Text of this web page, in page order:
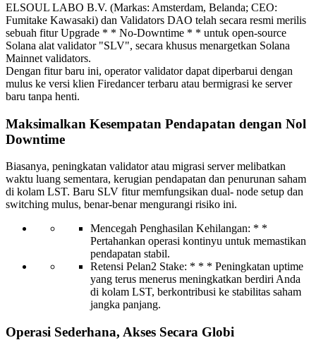
ELSOUL LABO B.V. (Markas: Amsterdam, Belanda; CEO:
Fumitake Kawasaki) dan Validators DAO telah secara resmi merilis
sebuah fitur Upgrade * * No-Downtime * * untuk open-source
Solana alat validator "SLV", secara khusus menargetkan Solana
Mainnet validators.
Dengan fitur baru ini, operator validator dapat diperbarui dengan
mulus ke versi klien Firedancer terbaru atau bermigrasi ke server
baru tanpa henti.
Maksimalkan Kesempatan Pendapatan dengan Nol
Downtime
Biasanya, peningkatan validator atau migrasi server melibatkan
waktu luang sementara, kerugian pendapatan dan penurunan saham
di kolam LST. Baru SLV fitur memfungsikan dual- node setup dan
switching mulus, benar-benar mengurangi risiko ini.
Mencegah Penghasilan Kehilangan: * *
Pertahankan operasi kontinyu untuk memastikan
pendapatan stabil.
Retensi Pelan2 Stake: * * * Peningkatan uptime
yang terus menerus meningkatkan berdiri Anda
di kolam LST, berkontribusi ke stabilitas saham
jangka panjang.
Operasi Sederhana, Akses Secara Globi